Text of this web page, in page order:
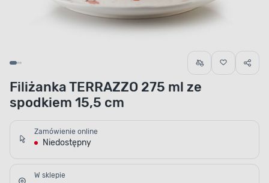
Filiżanka TERRAZZO 275 ml ze
spodkiem 15,5 cm
Zamówienie online
Niedostępny
W sklepie